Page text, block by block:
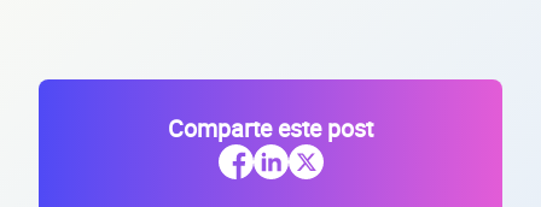
Comparte este post